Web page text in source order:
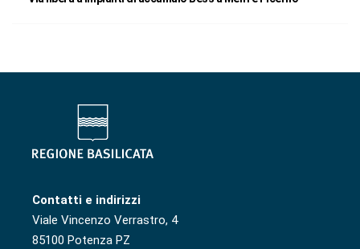
Contatti e indirizzi
Viale Vincenzo Verrastro, 4
85100 Potenza PZ